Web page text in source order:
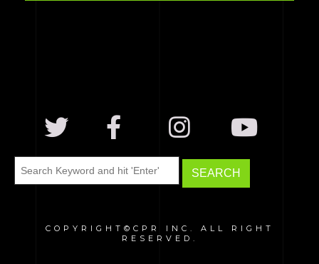
COPYRIGHT©CPR INC. ALL RIGHT
RESERVED.